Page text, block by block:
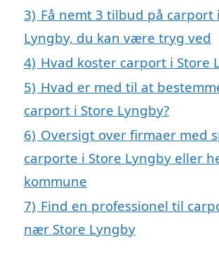
3) Få nemt 3 tilbud på carport
Lyngby, du kan være tryg ved
4) Hvad koster carport i Store
5) Hvad er med til at
carport i Store Lyngby?
6) Oversigt over firmaer med
carporte i Store Lyngby eller
kommune
7) Find en professionel til
nær Store Lyngby